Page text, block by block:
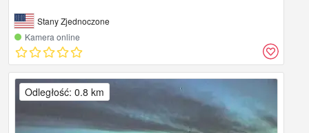
Stany Zjednoczone
Kamera online
Odległość: 0.8 km